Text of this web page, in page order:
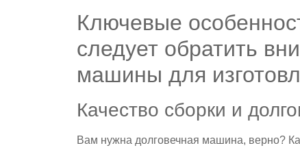
Ключевые
следует обратить
машины для
Качество сборки и
Вам нужна долговечная машина, верно?